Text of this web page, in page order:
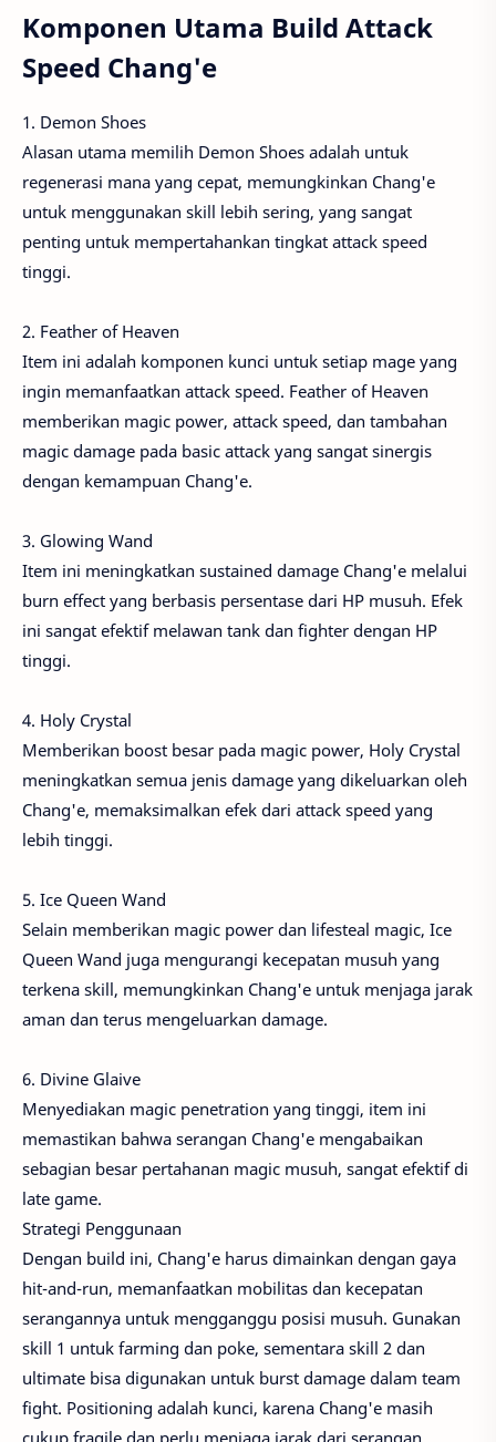
Komponen Utama Build Attack
Speed Chang'e
1. Demon Shoes
Alasan utama memilih Demon Shoes adalah untuk
regenerasi mana yang cepat, memungkinkan Chang'e
untuk menggunakan skill lebih sering, yang sangat
penting untuk mempertahankan tingkat attack speed
tinggi.
2. Feather of Heaven
Item ini adalah komponen kunci untuk setiap mage yang
ingin memanfaatkan attack speed. Feather of Heaven
memberikan magic power, attack speed, dan tambahan
magic damage pada basic attack yang sangat sinergis
dengan kemampuan Chang'e.
3. Glowing Wand
Item ini meningkatkan sustained damage Chang'e melalui
burn effect yang berbasis persentase dari HP musuh. Efek
ini sangat efektif melawan tank dan fighter dengan HP
tinggi.
4. Holy Crystal
Memberikan boost besar pada magic power, Holy Crystal
meningkatkan semua jenis damage yang dikeluarkan oleh
Chang'e, memaksimalkan efek dari attack speed yang
lebih tinggi.
5. Ice Queen Wand
Selain memberikan magic power dan lifesteal magic, Ice
Queen Wand juga mengurangi kecepatan musuh yang
terkena skill, memungkinkan Chang'e untuk menjaga jarak
aman dan terus mengeluarkan damage.
6. Divine Glaive
Menyediakan magic penetration yang tinggi, item ini
memastikan bahwa serangan Chang'e mengabaikan
sebagian besar pertahanan magic musuh, sangat efektif di
late game.
Strategi Penggunaan
Dengan build ini, Chang'e harus dimainkan dengan gaya
hit-and-run, memanfaatkan mobilitas dan kecepatan
serangannya untuk mengganggu posisi musuh. Gunakan
skill 1 untuk farming dan poke, sementara skill 2 dan
ultimate bisa digunakan untuk burst damage dalam team
fight. Positioning adalah kunci, karena Chang'e masih
cukup fragile dan perlu menjaga jarak dari serangan